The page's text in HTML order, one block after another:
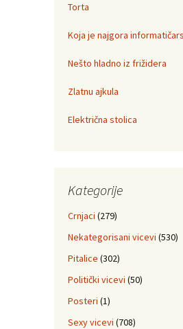
Torta
Koja je najgora
Nešto hladno iz frižidera
Zlatnu ajkula
Električna stolica
Kategorije
Crnjaci (279)
Nekategorisani vicevi (530)
Pitalice (302)
Politički vicevi (50)
Posteri (1)
Sexy vicevi (708)